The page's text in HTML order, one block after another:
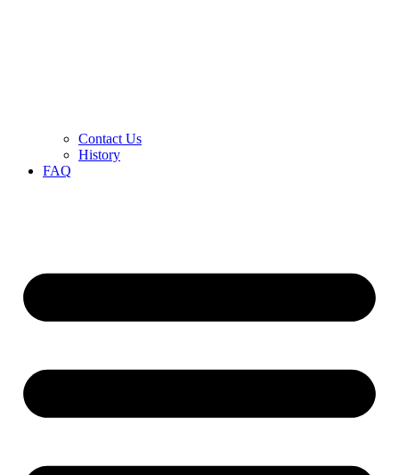
Contact Us
History
FAQ